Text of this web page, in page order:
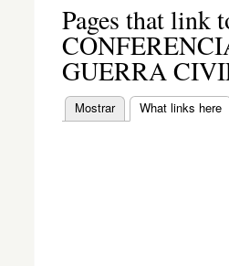
Pages that link
GUERRA
Separadores
Mostrar What links here